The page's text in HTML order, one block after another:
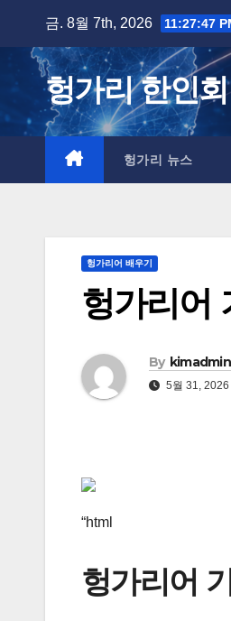
content
금. 8월 7th, 2026 11:27:47
헝가리 한인
헝가리 뉴스
헝가리어 배우기
헝가리어
By kimadmin
5월 31, 2026
“html
헝가리어